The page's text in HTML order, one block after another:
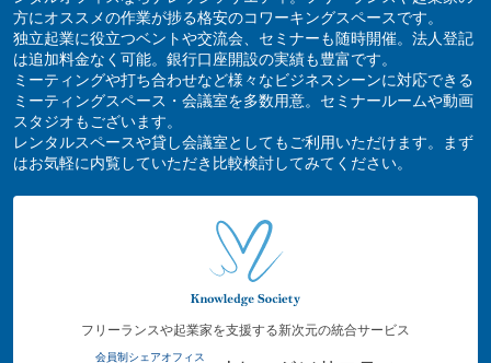
方にオススメの作業が捗る格安のコワーキングスペースです。
独立起業に役立つベントや交流会、セミナーも随時開催。法人登記
は追加料金なく可能。銀行口座開設の実績も豊富です。
ミーティングや打ち合わせなど様々なビジネスシーンに対応できる
ミーティングスペース・会議室を多数用意。セミナールームや動画
スタジオもございます。
レンタルスペースや貸し会議室としてもご利用いただけます。まず
はお気軽に内覧していただき比較検討してみてください。
フリーランスや起業家を支援する新次元の統合サービス
会員制シェアオフィス